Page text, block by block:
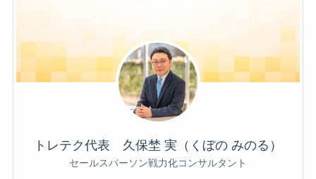
トレテク代表 久保埜 実（くぼの みのる）
セールスパーソン戦力化コンサルタント